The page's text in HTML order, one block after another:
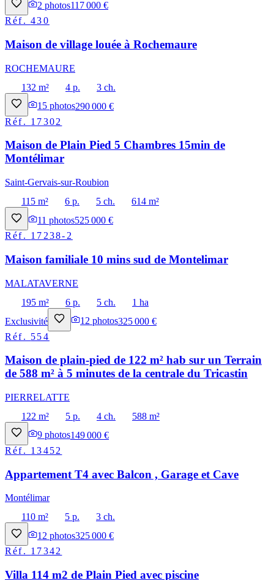
2 photos117 000 €
Réf.430
Maison de village louée à Rochemaure
ROCHEMAURE
132 m²
4 p.
3 ch.
15 photos290 000 €
Réf. 17302
Maison de Plain Pied 5 Chambres 15min de
Montélimar
Saint-Gervais-sur-Roubion
115 m²
6 p. 5 ch.
614 m²
11 photos525 000 €
Réf. 17238-2
Maison familiale 10 mins sud de Montelimar
MALATAVERNE
195 m²
6 p. 5 ch.
1 ha
Exclusivité
12 photos325 000 €
Réf. 554
Maison de plain-pied de 122 m² hab sur un Terrain
de 588 m² à 5 minutes de la centrale du Tricastin
PIERRELATTE
122 m²
5 p. 4 ch.
588 m²
9 photos149 000 €
Réf. 13452
Appartement T4 avec Balcon , Garage et Cave
Montélimar
110 m²
5 p.
3 ch.
12 photos325 000 €
Réf. 17342
Villa 114 m2 de Plain Pied avec piscine